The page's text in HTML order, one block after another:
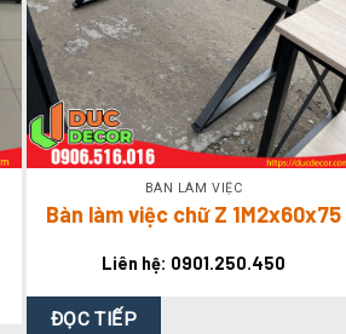
BÀN LÀM VIỆC
Bàn làm việc chữ Z 1M2x60x75
Liên hệ: 0901.250.450
ĐỌC TIẾP